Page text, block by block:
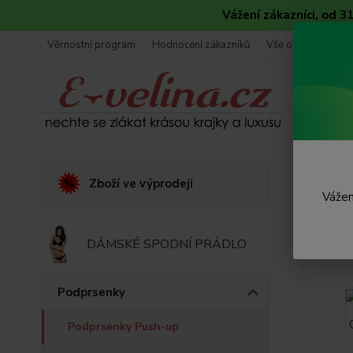
Vážení zákazníci, od
Věrnostní program Hodnocení zákazníků Vše o nákupu
Zboží ve výprodeji
DÁMSKÉ SPODNÍ PRÁDLO
Podprsenky
Podprsenky Push-up